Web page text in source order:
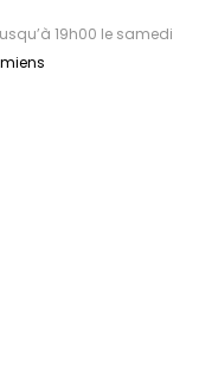
19h00 le samedi